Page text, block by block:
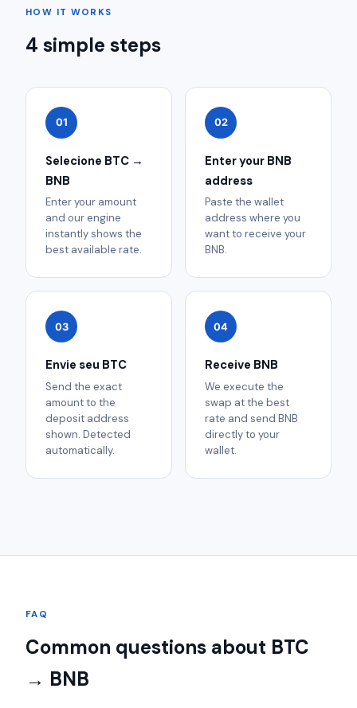
HOW IT WORKS
4 simple steps
01
Selecione BTC →
BNB
Enter your amount
and our engine
instantly shows the
best available rate.
02
Enter your BNB
address
Paste the wallet
address where you
want to receive your
BNB.
03
Envie seu BTC
Send the exact
amount to the
deposit address
shown. Detected
automatically.
04
Receive BNB
We execute the
swap at the best
rate and send BNB
directly to your
wallet.
FAQ
Common questions about BTC
→ BNB